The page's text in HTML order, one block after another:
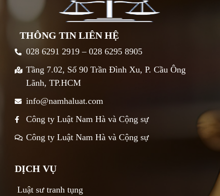
THÔNG TIN LIÊN HỆ
028 6291 2919 – 028 6295 8905
Tầng 7.02, Số 90 Trần Đình Xu, P. Cầu Ông
Lãnh, TP.HCM
info@namhaluat.com
Công ty Luật Nam Hà và Cộng sự
Công ty Luật Nam Hà và Cộng sự
DỊCH VỤ
Luật sư tranh tụng